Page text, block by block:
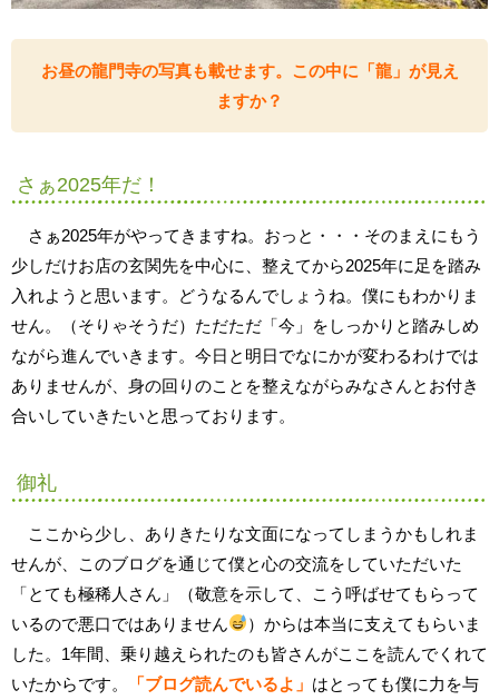
お昼の龍門寺の写真も載せます。この中に「龍」が見え
ますか？
さぁ2025年だ！
さぁ2025年がやってきますね。おっと・・・そのまえにもう
少しだけお店の玄関先を中心に、整えてから2025年に足を踏み
入れようと思います。どうなるんでしょうね。僕にもわかりま
せん。（そりゃそうだ）ただただ「今」をしっかりと踏みしめ
ながら進んでいきます。今日と明日でなにかが変わるわけでは
ありませんが、身の回りのことを整えながらみなさんとお付き
合いしていきたいと思っております。
御礼
ここから少し、ありきたりな文面になってしまうかもしれま
せんが、このブログを通じて僕と心の交流をしていただいた
「とても極稀人さん」（敬意を示して、こう呼ばせてもらって
いるので悪口ではありません
）からは本当に支えてもらいま
した。1年間、乗り越えられたのも皆さんがここを読んでくれて
いたからです。
「ブログ読んでいるよ」 はとっても僕に力を与